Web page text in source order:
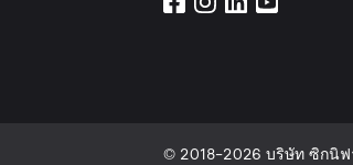
© 2018-2026 บริษัท ซิกนิ